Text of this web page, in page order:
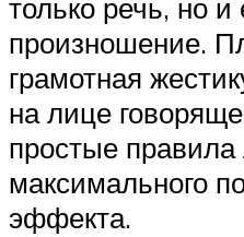
только речь, но
произношение.
грамотная
на лице
простые правила
максимального
эффекта.